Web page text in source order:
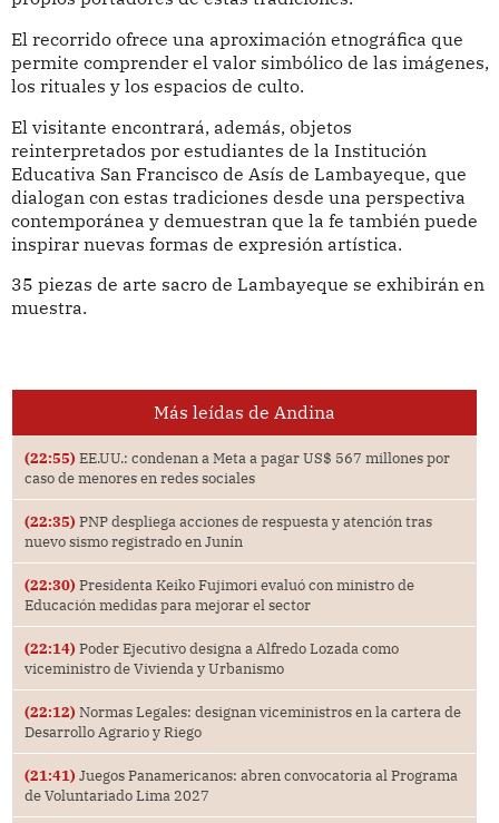
El recorrido ofrece una aproximación etnográfica que
permite comprender el valor simbólico de las imágenes,
los rituales y los espacios de culto.
El visitante encontrará, además, objetos
reinterpretados por estudiantes de la Institución
Educativa San Francisco de Asís de Lambayeque, que
dialogan con estas tradiciones desde una perspectiva
contemporánea y demuestran que la fe también puede
inspirar nuevas formas de expresión artística.
35 piezas de arte sacro de Lambayeque se exhibirán en
muestra.
Más leídas de Andina
(22:55) EE.UU.: condenan a Meta a pagar US$ 567 millones por
caso de menores en redes sociales
(22:35) PNP despliega acciones de respuesta y atención tras
nuevo sismo registrado en Junín
(22:30) Presidenta Keiko Fujimori evaluó con ministro de
Educación medidas para mejorar el sector
(22:14) Poder Ejecutivo designa a Alfredo Lozada como
viceministro de Vivienda y Urbanismo
(22:12) Normas Legales: designan viceministros en la cartera de
Desarrollo Agrario y Riego
(21:41) Juegos Panamericanos: abren convocatoria al Programa
de Voluntariado Lima 2027